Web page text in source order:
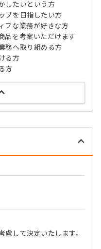
したいという方
プを目指したい方
ブな業務が好きな方
品を考案いただけます
務へ取り組める方
る方
方
して決定いたします。